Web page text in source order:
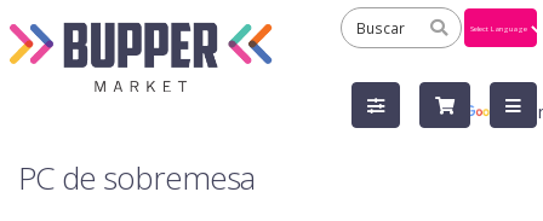
by
PC de sobremesa